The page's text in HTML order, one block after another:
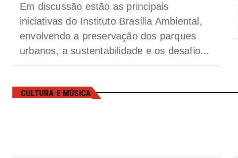
Em discussão estão as principais
iniciativas do Instituto Brasília Ambiental,
envolvendo a preservação dos parques
urbanos, a sustentabilidade e os desafio...
CULTURA E MÚSICA